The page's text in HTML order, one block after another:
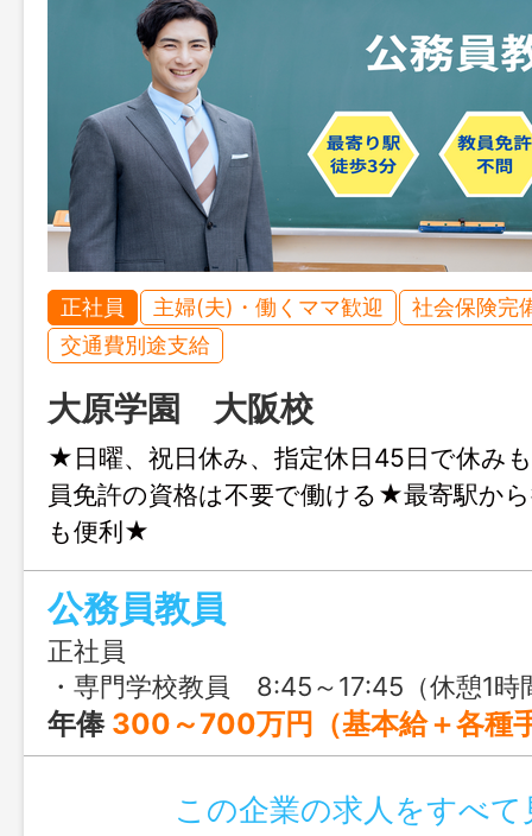
正社員 主婦(夫)・働くママ歓迎
社会保険完
交通費別途支給
大原学園 大阪校
★日曜、祝日休み、指定休日45日で休み
員免許の資格は不要で働ける★最寄駅か
も便利★
公務員教員
正社員
・専門学校教員 8:45～17:45（休憩1時間） ・社会人講座講師 9:00～18:00（休憩1時間）or 13:00～22:00（休憩1時間） ※学校や部署によって多少変
年俸 300～700万円（基本給＋各種手当＋賞与） なお、年齢、学歴、職歴、経験等により上記金額を上回ることもございます。 また、新卒等は上記を下
この企業の求人をすべて